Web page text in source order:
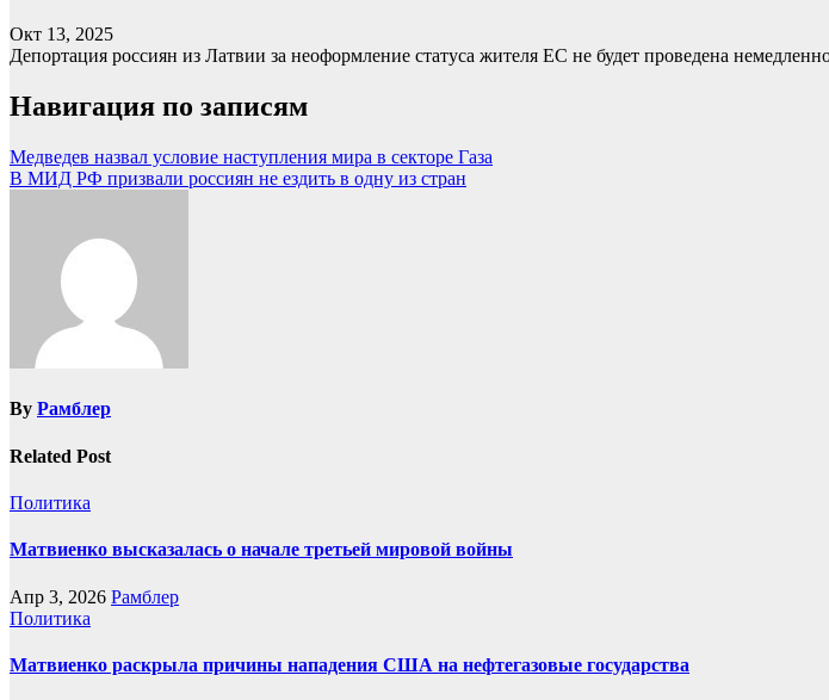
Окт 13, 2025
Депортация россиян из Латвии за неоформление статуса жителя ЕС не будет проведена
Навигация по записям
Медведев назвал условие наступления мира в секторе Газа
В МИД РФ призвали россиян не ездить в одну из стран
By Рамблер
Related Post
Политика
Матвиенко высказалась о начале третьей мировой войны
Апр 3, 2026 Рамблер
Политика
Матвиенко раскрыла причины нападения США на нефтегазовые государства